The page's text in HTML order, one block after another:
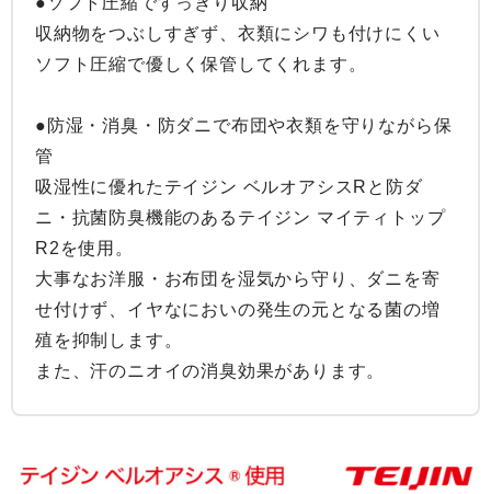
収納物をつぶしすぎず、衣類にシワも付けにくい
ソフト圧縮で優しく保管してくれます。
●防湿・消臭・防ダニで布団や衣類を守りながら保
管
吸湿性に優れたテイジン ベルオアシスRと防ダ
ニ・抗菌防臭機能のあるテイジン マイティトップ
R2を使用。
大事なお洋服・お布団を湿気から守り、ダニを寄
せ付けず、イヤなにおいの発生の元となる菌の増
殖を抑制します。
また、汗のニオイの消臭効果があります。